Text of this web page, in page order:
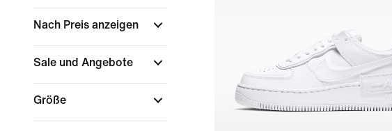
Nach Preis anzeigen
Sale und Angebote
Größe